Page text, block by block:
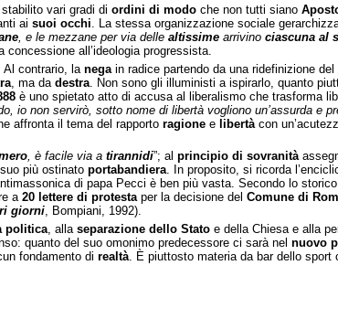
vari gradi di ordini di modo che non tutti siano
ai suoi occhi. La stessa organizzazione sociale
, e le mezzane per via delle altissime arrivino ciascuna al
all’ideologia progressista.
Al contrario, lanegain radice partendo da una ridefinizione del
, ma da destra. Non sono gli illuministi a ispirarlo, quanto
è uno spietato atto di accusa al liberalismo che trasforma
io non servirò, sotto nome di libertà vogliono un’assurda e
affronta il tema del rapporto ragione e libertàcon
, è facile via a tirannidi”; al principio di sovranità
più ostinato portabandiera. In proposito, si ricorda
di papa Pecci è ben più vasta. Secondo lo storico
a 20 lettere di protestaper la decisione del Comune di
giorni, Bompiani, 1992).
politica, alla separazione dello Stato e della Chiesa e alla
quanto del suo omonimo predecessore ci sarà nel nuovo
fondamento di realtà. È piuttosto materia da bar dello sport